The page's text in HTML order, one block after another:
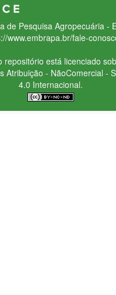
de Pesquisa Agropecuária -
www.embrapa.br/fale-
repositório está licenciado
Atribuição - NãoComercial -
4.0 Internacional.